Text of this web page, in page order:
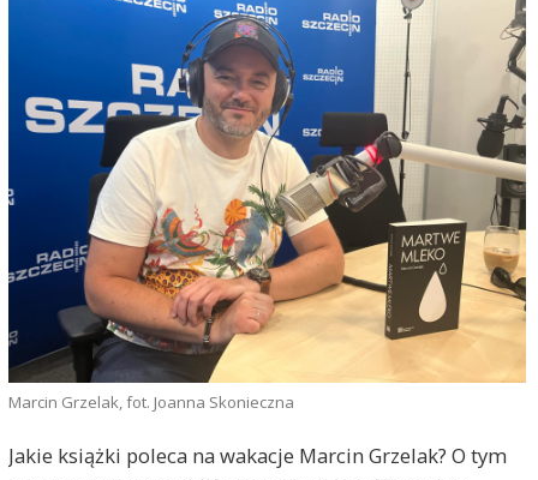
Marcin Grzelak, fot. Joanna Skonieczna
Jakie książki poleca na wakacje Marcin Grzelak? O tym